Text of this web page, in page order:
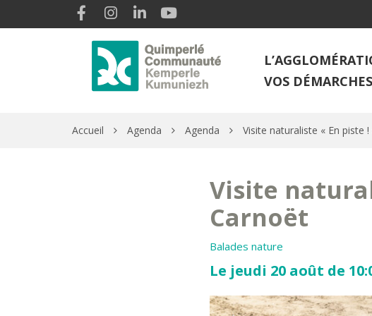
Gestion des traceurs Lien vers le compte Facebook
Lien vers le compte Instagram
Lien vers le compte Linkedin
VOS DÉMARCHES
Accueil Agenda Agenda Visite naturaliste « En piste
Visite
Carnoët
Balades nature
Le jeudi 20 août de